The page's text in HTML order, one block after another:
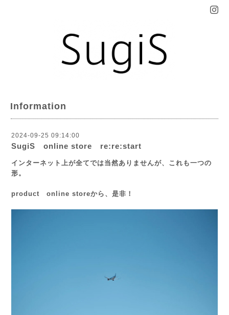
Information
2024-09-25 09:14:00
SugiS online store re:re:start
インターネット上が全てでは当然ありませんが、これも一つの
形。
product online storeから、是非！